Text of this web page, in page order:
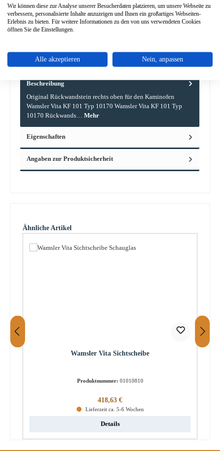
Zum Merkzettel hinzufügen
Frage zum Produkt
Beschreibung
Original Rückwandstein rechts oben für den Kaminofen
Wamsler Vita KF 101 Typ 10170 Wamsler Vita KF 101 Typ
10170 Rückwands… Mehr
Eigenschaften
Angaben zur Produktsicherheit
Produktgalerie überspringen
Ähnliche Artikel
Wamsler Vita Sichtscheibe
Produktnummer: 01010810
Regulärer Preis:
418,63 €
Lieferzeit ca. 5-6 Wochen
Details
Wir können diese zur Analyse unserer Besucherdaten platzieren, um unsere Webseite zu
verbessern, personalisierte Inhalte anzuzeigen und Ihnen ein großartiges Webseiten-
Erlebnis zu bieten. Für weitere Informationen zu den von uns verwendeten Cookies
öffnen Sie die Einstellungen.
Alle akzeptieren Nein, anpassen